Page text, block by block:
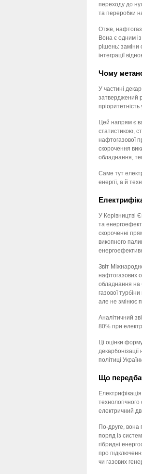
переходу до
та переробки
Отже,
Вона є одним
рішень: заміни
інтеграції
Чому
У частині
затверджений
Цей напрям є
статистикою,
нафтогазової
скорочення
обладнання,
Саме тут
енергії, а й
У Керівництві
та
скороченні
викопного
Звіт
нафтогазових
обладнання на
газової
але не змінює
Аналітичний
80% при
Ці оцінки
політиці
Що
електричний
По-друге, вона
поряд із
гібридні
про
чи газових